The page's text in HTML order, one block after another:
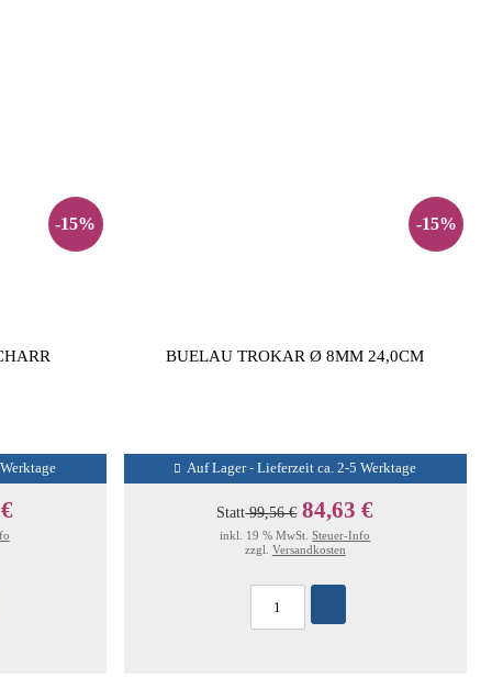
-15% -15%
BUELAU TROKAR Ø 8MM 24,0CM
Auf Lager - Lieferzeit ca. 2-5 Werktage
Statt99,56 € 84,63 €
inkl. 19 % MwSt.Steuer-Info
zzgl. Versandkosten